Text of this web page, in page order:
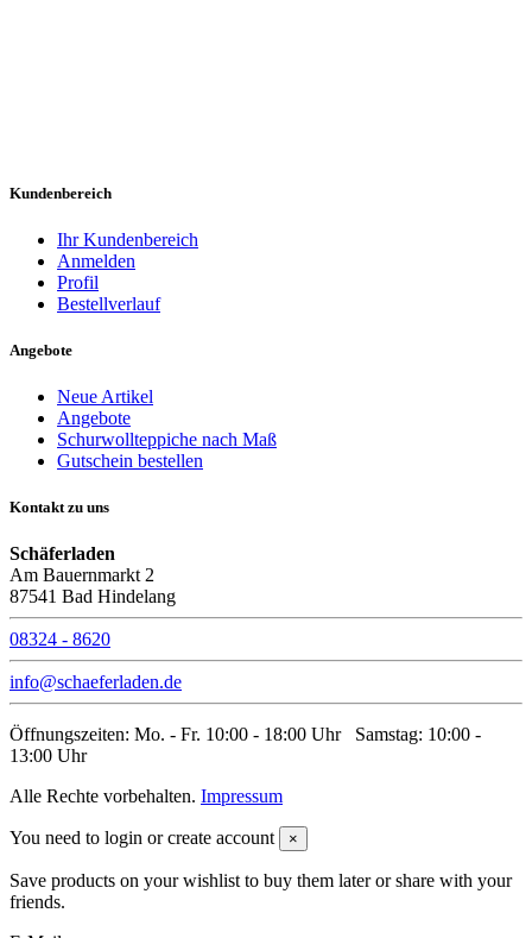
Kundenbereich
Ihr Kundenbereich
Anmelden
Profil
Bestellverlauf
Angebote
Neue Artikel
Angebote
Schurwollteppiche nach Maß
Gutschein bestellen
Kontakt zu uns
Schäferladen
Am Bauernmarkt 2
87541 Bad Hindelang
08324 - 8620
info@schaeferladen.de
Öffnungszeiten: Mo. - Fr. 10:00 - 18:00 Uhr Samstag: 10:00 -
13:00 Uhr
Alle Rechte vorbehalten. Impressum
You need to login or create account ×
Save products on your wishlist to buy them later or share with your
friends.